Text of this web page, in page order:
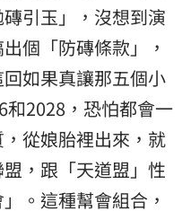
引玉」，沒想到演
個「防磚條款」，
如果真讓那五個小
2028，恐怕都會一
從娘胎裡出來，就
，跟「天道盟」性
。這種幫會組合，